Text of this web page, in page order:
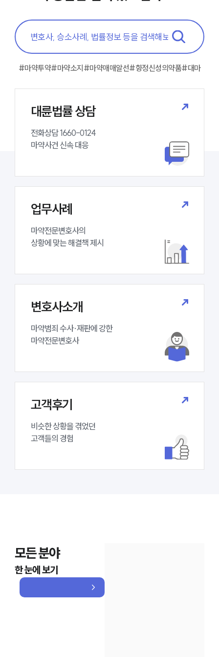
주요 업무사례
사례분석/최신동향
마약 법률정보
법률지식인
업무분야
마약팀 업무
마약전문변호사
공지사항
법률 블로그
세미나
대륜법률상담예약
대륜법률상담예약
#마약투약#마약소지 #마약매매알선#향정신성의약품#대마
대륜법률 상담
전화상담 1660-0124
마약사건 신속 대응
업무사례
마약전문변호사의
상황에 맞는 해결책 제시
변호사소개
마약범죄 수사·재판에 강한
마약전문변호사
고객후기
비슷한 상황을 겪었던
고객들의 경험
모든 분야
한 눈에 보기